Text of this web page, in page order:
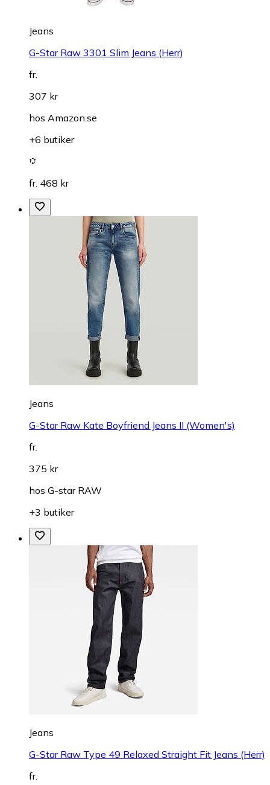
Jeans
G-Star Raw 3301 Slim Jeans (Herr)
fr.
307 kr
hos Amazon.se
+6 butiker
fr. 468 kr
Jeans
G-Star Raw Kate Boyfriend Jeans II (Women's)
fr.
375 kr
hos G-star RAW
+3 butiker
Jeans
G-Star Raw Type 49 Relaxed Straight Fit Jeans (Herr)
fr.